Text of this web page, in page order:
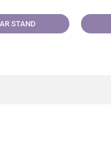
STAND